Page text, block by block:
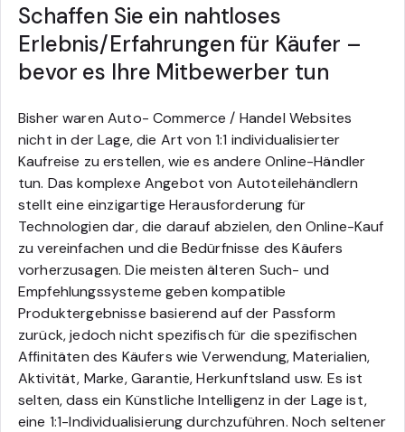
Schaffen Sie ein nahtloses
Erlebnis/Erfahrungen für Käufer –
bevor es Ihre Mitbewerber tun
Bisher waren Auto- Commerce / Handel Websites
nicht in der Lage, die Art von 1:1 individualisierter
Kaufreise zu erstellen, wie es andere Online-Händler
tun. Das komplexe Angebot von Autoteilehändlern
stellt eine einzigartige Herausforderung für
Technologien dar, die darauf abzielen, den Online-Kauf
zu vereinfachen und die Bedürfnisse des Käufers
vorherzusagen.Die meisten älteren Such- und
Empfehlungssysteme geben kompatible
Produktergebnisse basierend auf der Passform
zurück, jedoch nicht spezifisch für die spezifischen
Affinitäten des Käufers wie Verwendung, Materialien,
Aktivität, Marke, Garantie, Herkunftsland usw. Es ist
selten, dass ein Künstliche Intelligenz in der Lage ist,
eine 1:1-Individualisierung durchzuführen. Noch seltener